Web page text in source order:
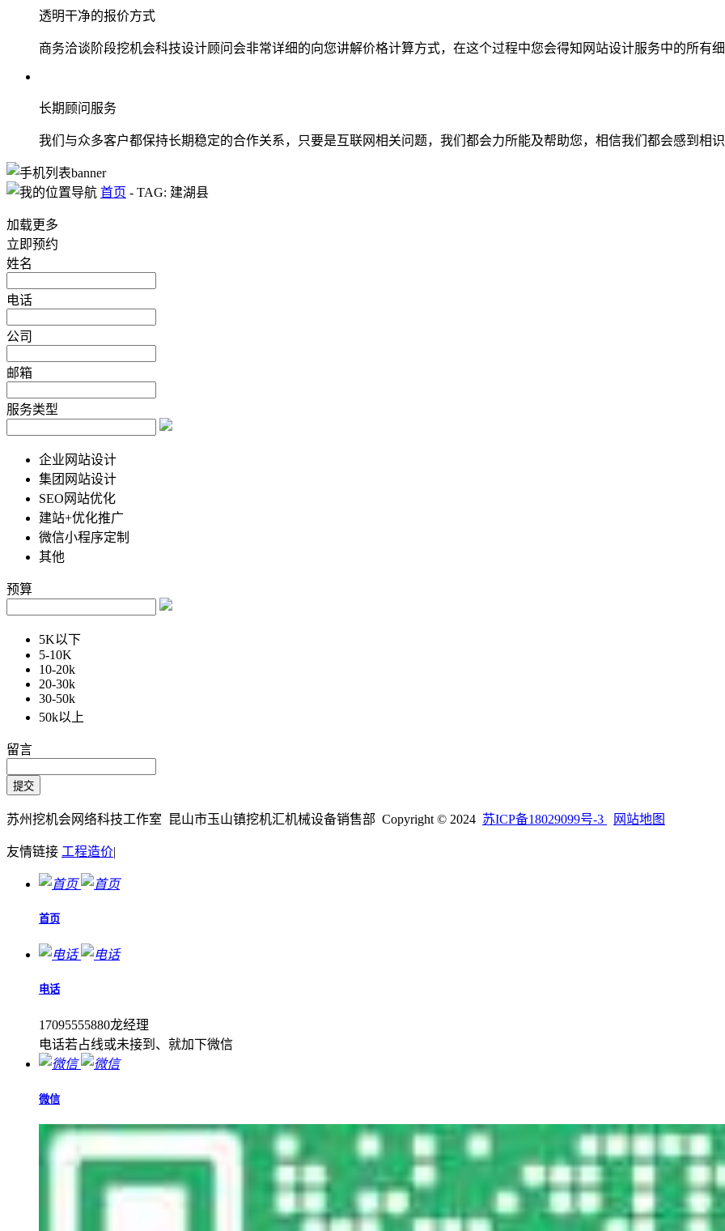
透明干净的报价方式
商务洽谈阶段挖机会科技设计顾问会非常详细的向您讲解价格计算方式，在这个过程中您会得知网站设计服务中的所有
长期顾问服务
我们与众多客户都保持长期稳定的合作关系，只要是互联网相关问题，我们都会力所能及帮助您，相信我们都会感到相
首页 - TAG: 建湖县
加载更多
立即预约
姓名
电话
公司
邮箱
服务类型
企业网站设计
集团网站设计
SEO网站优化
建站+优化推广
微信小程序定制
其他
预算
5K以下
5-10K
10-20k
20-30k
30-50k
50k以上
留言
苏州挖机会网络科技工作室 昆山市玉山镇挖机汇机械设备销售部 Copyright © 2024 苏ICP备18029099号-3 网站地图
友情链接 工程造价|
首页
电话
17095555880龙经理
电话若占线或未接到、就加下微信
微信